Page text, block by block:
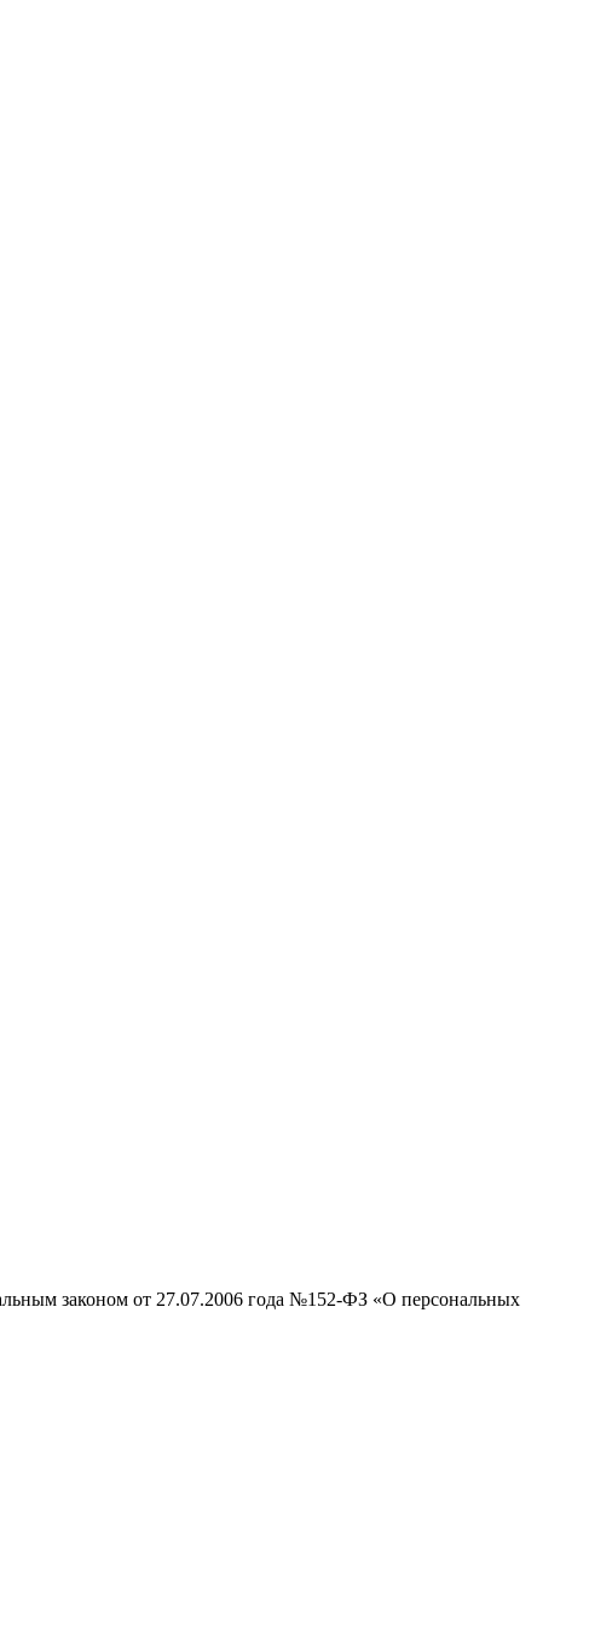
законом от 27.07.2006 года №152-ФЗ «О персональных